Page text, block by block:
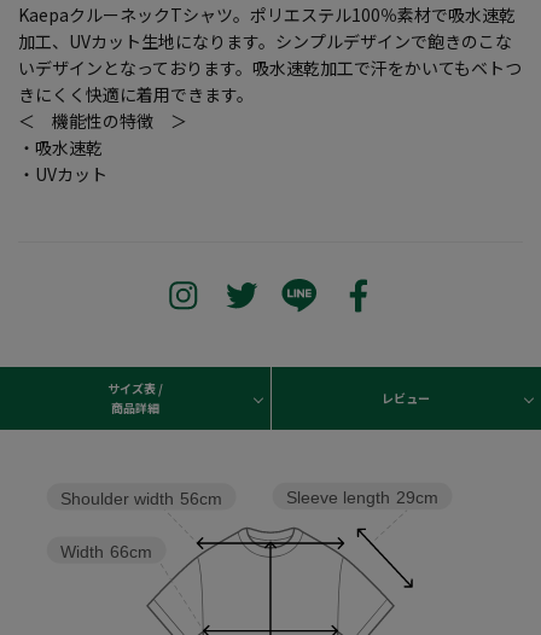
KaepaクルーネックTシャツ。ポリエステル100％素材で吸水速乾
加工、UVカット生地になります。シンプルデザインで飽きのこな
いデザインとなっております。吸水速乾加工で汗をかいてもベトつ
きにくく快適に着用できます。
＜ 機能性の特徴 ＞
・吸水速乾
・UVカット
サイズ表 /
商品詳細
レビュー
Sleeve length 29cm
Width 66cm
Shoulder width 56cm